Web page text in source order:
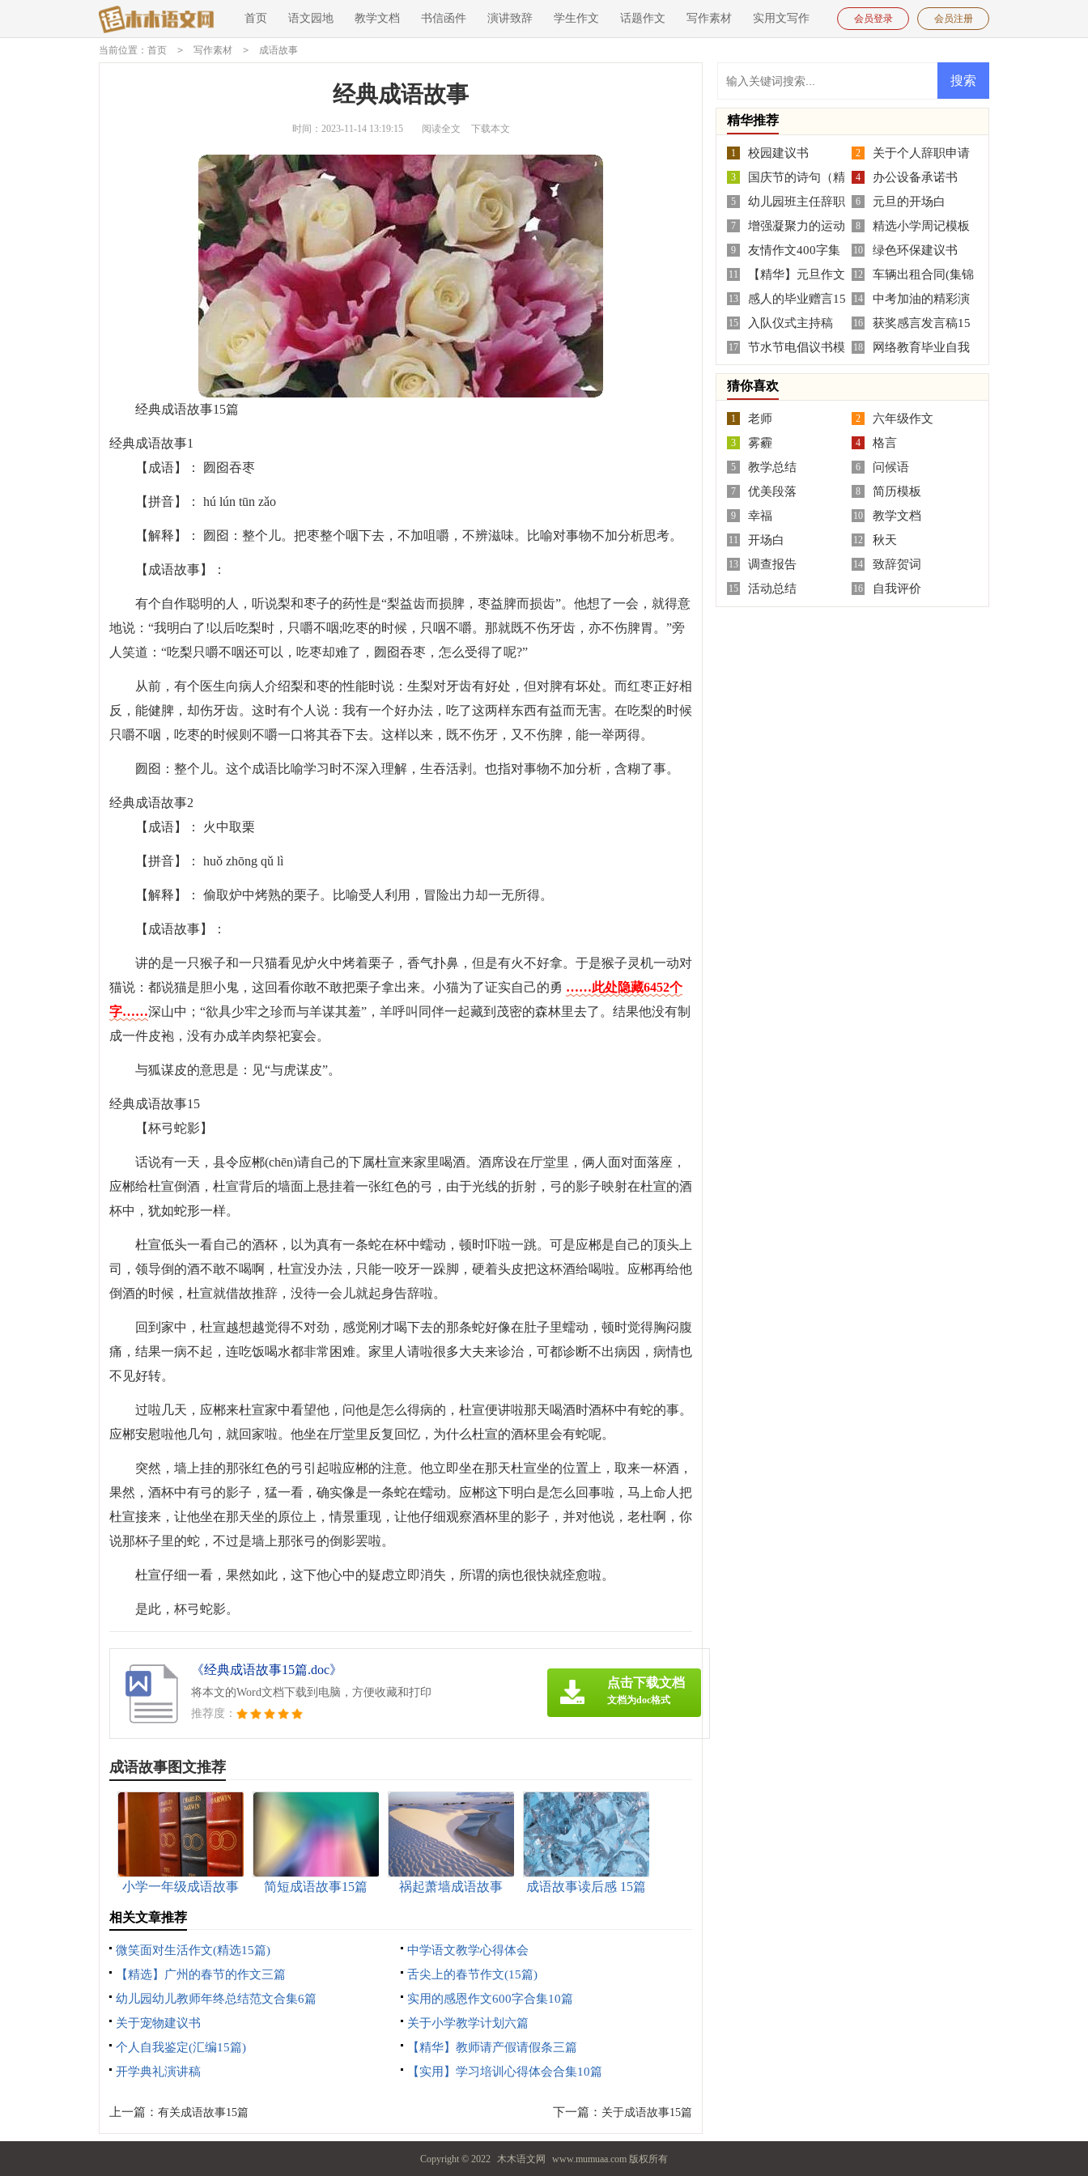
首页 语文园地 教学文档 书信函件 演讲致辞 学生作文 话题作文 写作素材 实用文写作 会员登录 会员注册
当前位置： 首页 > 写作素材 > 成语故事
经典成语故事
时间：2023-11-14 13:19:15 阅读全文 下载本文
经典成语故事15篇
经典成语故事1
【成语】： 囫囵吞枣
【拼音】： hú lún tūn zǎo
【解释】： 囫囵：整个儿。把枣整个咽下去，不加咀嚼，不辨滋味。比喻对事物不加分析思考。
【成语故事】：
有个自作聪明的人，听说梨和枣子的药性是“梨益齿而损脾，枣益脾而损齿”。他想了一会，就得意
地说：“我明白了!以后吃梨时，只嚼不咽;吃枣的时候，只咽不嚼。那就既不伤牙齿，亦不伤脾胃。”旁
人笑道：“吃梨只嚼不咽还可以，吃枣却难了，囫囵吞枣，怎么受得了呢?”
从前，有个医生向病人介绍梨和枣的性能时说：生梨对牙齿有好处，但对脾有坏处。而红枣正好相
反，能健脾，却伤牙齿。这时有个人说：我有一个好办法，吃了这两样东西有益而无害。在吃梨的时候
只嚼不咽，吃枣的时候则不嚼一口将其吞下去。这样以来，既不伤牙，又不伤脾，能一举两得。
囫囵：整个儿。这个成语比喻学习时不深入理解，生吞活剥。也指对事物不加分析，含糊了事。
经典成语故事2
【成语】： 火中取栗
【拼音】： huǒ zhōng qǔ lì
【解释】： 偷取炉中烤熟的栗子。比喻受人利用，冒险出力却一无所得。
【成语故事】：
讲的是一只猴子和一只猫看见炉火中烤着栗子，香气扑鼻，但是有火不好拿。于是猴子灵机一动对
猫说：都说猫是胆小鬼，这回看你敢不敢把栗子拿出来。小猫为了证实自己的勇 ……此处隐藏6452个
字……深山中；“欲具少牢之珍而与羊谋其羞”，羊呼叫同伴一起藏到茂密的森林里去了。结果他没有制
成一件皮袍，没有办成羊肉祭祀宴会。
与狐谋皮的意思是：见“与虎谋皮”。
经典成语故事15
【杯弓蛇影】
话说有一天，县令应郴(chēn)请自己的下属杜宣来家里喝酒。酒席设在厅堂里，俩人面对面落座，
应郴给杜宣倒酒，杜宣背后的墙面上悬挂着一张红色的弓，由于光线的折射，弓的影子映射在杜宣的酒
杯中，犹如蛇形一样。
杜宣低头一看自己的酒杯，以为真有一条蛇在杯中蠕动，顿时吓啦一跳。可是应郴是自己的顶头上
司，领导倒的酒不敢不喝啊，杜宣没办法，只能一咬牙一跺脚，硬着头皮把这杯酒给喝啦。应郴再给他
倒酒的时候，杜宣就借故推辞，没待一会儿就起身告辞啦。
回到家中，杜宣越想越觉得不对劲，感觉刚才喝下去的那条蛇好像在肚子里蠕动，顿时觉得胸闷腹
痛，结果一病不起，连吃饭喝水都非常困难。家里人请啦很多大夫来诊治，可都诊断不出病因，病情也
不见好转。
过啦几天，应郴来杜宣家中看望他，问他是怎么得病的，杜宣便讲啦那天喝酒时酒杯中有蛇的事。
应郴安慰啦他几句，就回家啦。他坐在厅堂里反复回忆，为什么杜宣的酒杯里会有蛇呢。
突然，墙上挂的那张红色的弓引起啦应郴的注意。他立即坐在那天杜宣坐的位置上，取来一杯酒，
果然，酒杯中有弓的影子，猛一看，确实像是一条蛇在蠕动。应郴这下明白是怎么回事啦，马上命人把
杜宣接来，让他坐在那天坐的原位上，情景重现，让他仔细观察酒杯里的影子，并对他说，老杜啊，你
说那杯子里的蛇，不过是墙上那张弓的倒影罢啦。
杜宣仔细一看，果然如此，这下他心中的疑虑立即消失，所谓的病也很快就痊愈啦。
是此，杯弓蛇影。
《经典成语故事15篇.doc》
将本文的Word文档下载到电脑，方便收藏和打印
推荐度：
点击下载文档
文档为doc格式
成语故事图文推荐
小学一年级成语故事 简短成语故事15篇 祸起萧墙成语故事 成语故事读后感 15篇
相关文章推荐
微笑面对生活作文(精选15篇)
中学语文教学心得体会
【精选】广州的春节的作文三篇
舌尖上的春节作文(15篇)
幼儿园幼儿教师年终总结范文合集6篇
实用的感恩作文600字合集10篇
关于宠物建议书
关于小学教学计划六篇
个人自我鉴定(汇编15篇)
【精华】教师请产假请假条三篇
开学典礼演讲稿
【实用】学习培训心得体会合集10篇
上一篇： 有关成语故事15篇 下一篇： 关于成语故事15篇
精华推荐
1 校园建议书 2
关于个人辞职申请
书模板集合10篇
3
国庆节的诗句（精
选70句）
4 办公设备承诺书
5
幼儿园班主任辞职
报告合集6篇
6 元旦的开场白
7
增强凝聚力的运动
会口号75条
8
精选小学周记模板
集锦六篇
9
友情作文400字集
合八篇
10 绿色环保建议书
11
【精华】元旦作文
300字三篇
12
车辆出租合同(集锦
15篇)
13
感人的毕业赠言15
篇
14
中考加油的精彩演
讲稿范文（通用24篇）
15 入队仪式主持稿 16
获奖感言发言稿15
篇
17
节水节电倡议书模
板汇总7篇
18
网络教育毕业自我
鉴定
猜你喜欢
1 老师 2 六年级作文
3 雾霾 4 格言
5 教学总结 6 问候语
7 优美段落 8 简历模板
9 幸福 10 教学文档
11 开场白 12 秋天
13 调查报告 14 致辞贺词
15 活动总结 16 自我评价
Copyright © 2022 木木语文网 www.mumuaa.com 版权所有